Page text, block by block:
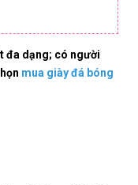
đa dạng; có người
mua giày đá bóng